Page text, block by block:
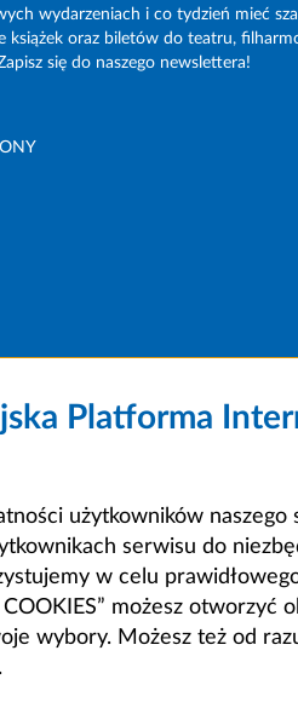
wydarzeniach i co tydzień mieć
książek oraz biletów do teatru,
się do naszego newslettera!
Platforma
użytkowników naszego
serwisu do
w celu
COOKIES” możesz
wybory. Możesz też od